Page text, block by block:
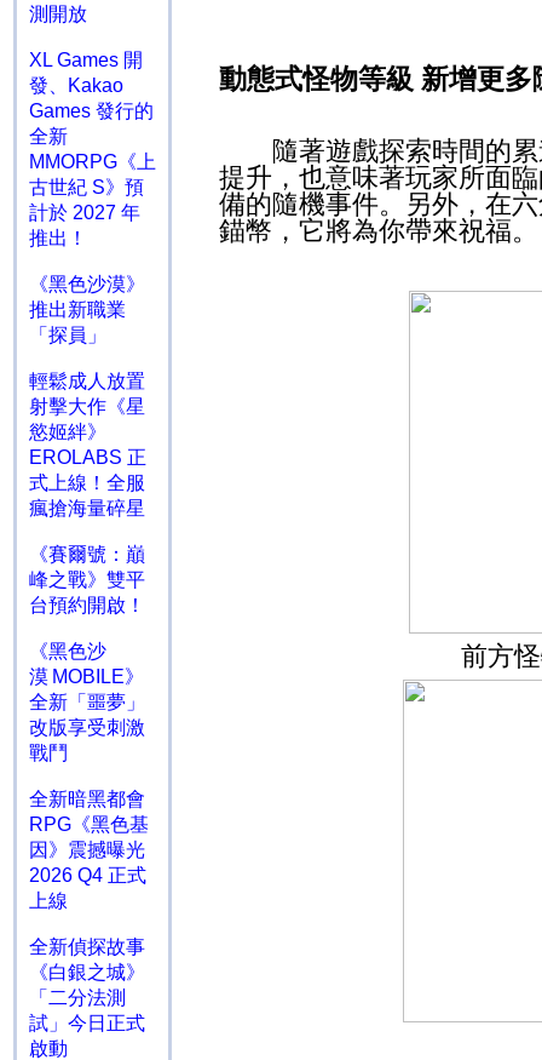
測開放
XL Games 開
發、Kakao
Games 發行的
全新
MMORPG《上
古世紀 S》預
計於 2027 年
推出！
《黑色沙漠》
推出新職業
「探員」
輕鬆成人放置
射擊大作《星
慾姬絆》
EROLABS 正
式上線！全服
瘋搶海量碎星
《賽爾號：巔
峰之戰》雙平
台預約開啟！
《黑色沙
漠 MOBILE》
全新「噩夢」
改版享受刺激
戰鬥
全新暗黑都會
RPG《黑色基
因》震撼曝光
2026 Q4 正式
上線
全新偵探故事
《白銀之城》
「二分法測
試」今日正式
啟動
動態式怪物等級 新增更多
隨著遊戲探索時間的累
提升，也意味著玩家所面
備的隨機事件。另外，在
錨幣，它將為你帶來祝福。
前方